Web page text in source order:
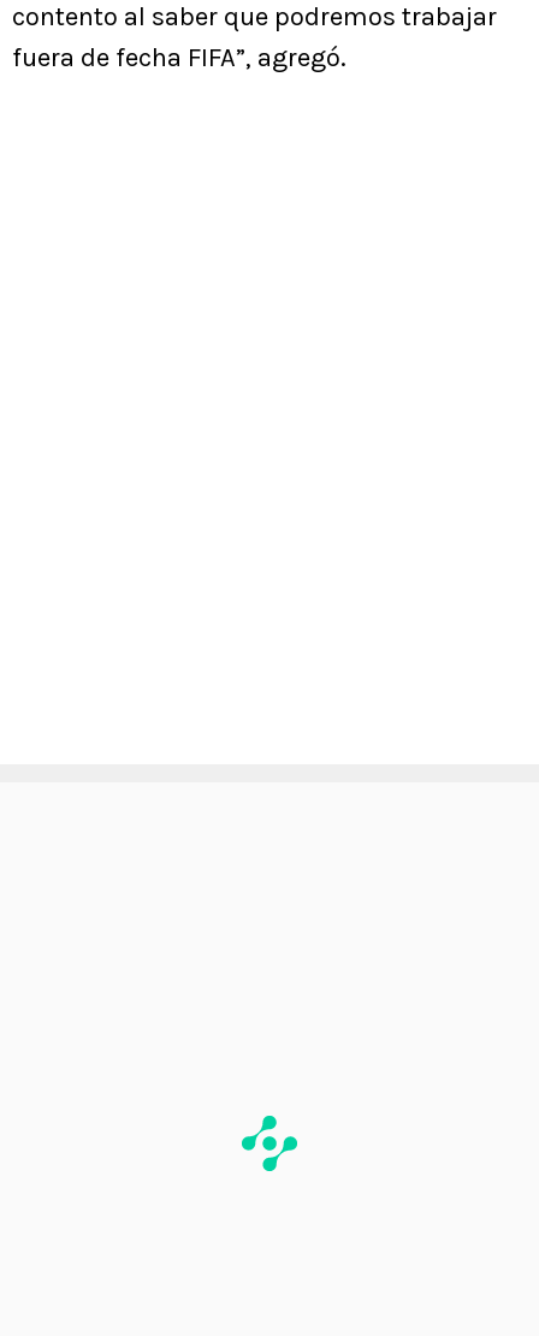
contento al saber que podremos trabajar
fuera de fecha FIFA”, agregó.